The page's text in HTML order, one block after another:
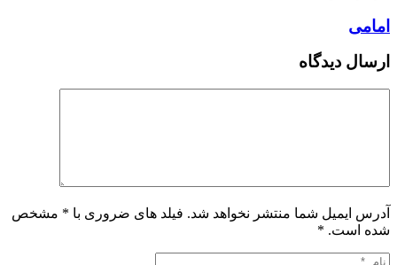
امامی
ارسال دیدگاه
آدرس ایمیل شما منتشر نخواهد شد. فیلد های ضروری با * مشخص
شده است. *